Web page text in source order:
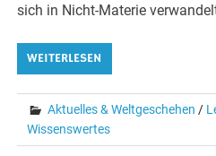
sich in Nicht-Materie
WEITERLESEN
Aktuelles & Weltgeschehen /
Wissenswertes